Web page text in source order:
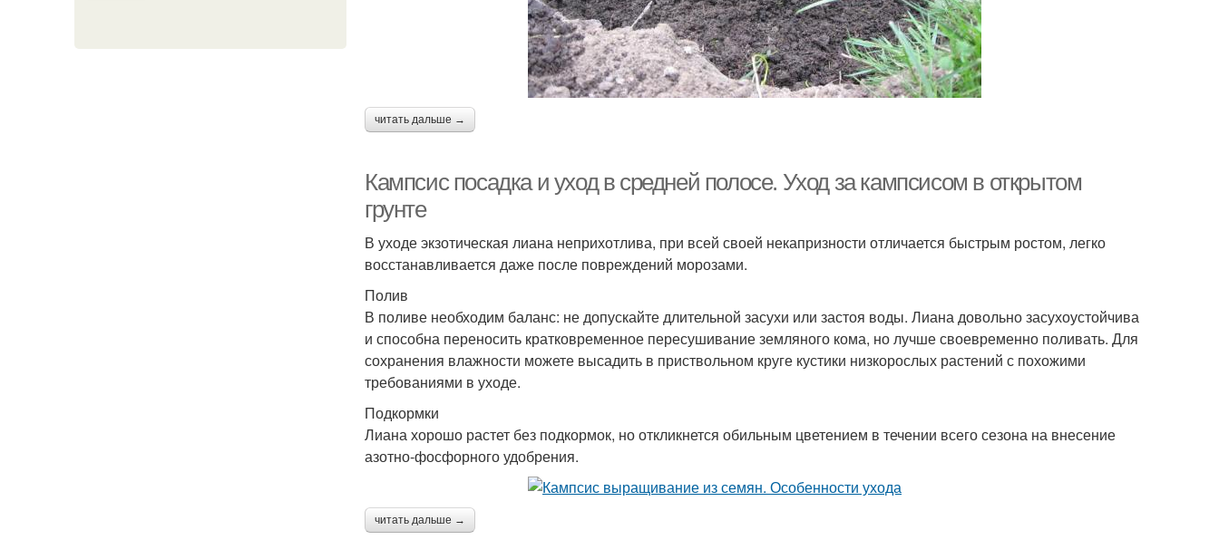
читать дальше →
Кампсис посадка и уход в средней полосе. Уход за кампсисом в открытом
грунте
В уходе экзотическая лиана неприхотлива, при всей своей некапризности отличается быстрым ростом, легко
восстанавливается даже после повреждений морозами.
Полив
В поливе необходим баланс: не допускайте длительной засухи или застоя воды. Лиана довольно засухоустойчива
и способна переносить кратковременное пересушивание земляного кома, но лучше своевременно поливать. Для
сохранения влажности можете высадить в приствольном круге кустики низкорослых растений с похожими
требованиями в уходе.
Подкормки
Лиана хорошо растет без подкормок, но откликнется обильным цветением в течении всего сезона на внесение
азотно-фосфорного удобрения.
читать дальше →